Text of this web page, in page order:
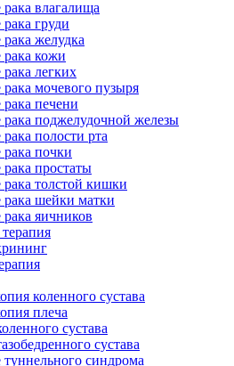
влагалища
груди
желудка
рака кожи
легких
мочевого пузыря
печени
рака поджелудочной железы
полости рта
почки
простаты
толстой кишки
рака шейки матки
яичников
коленного сустава
плеча
сустава
сустава
синдрома